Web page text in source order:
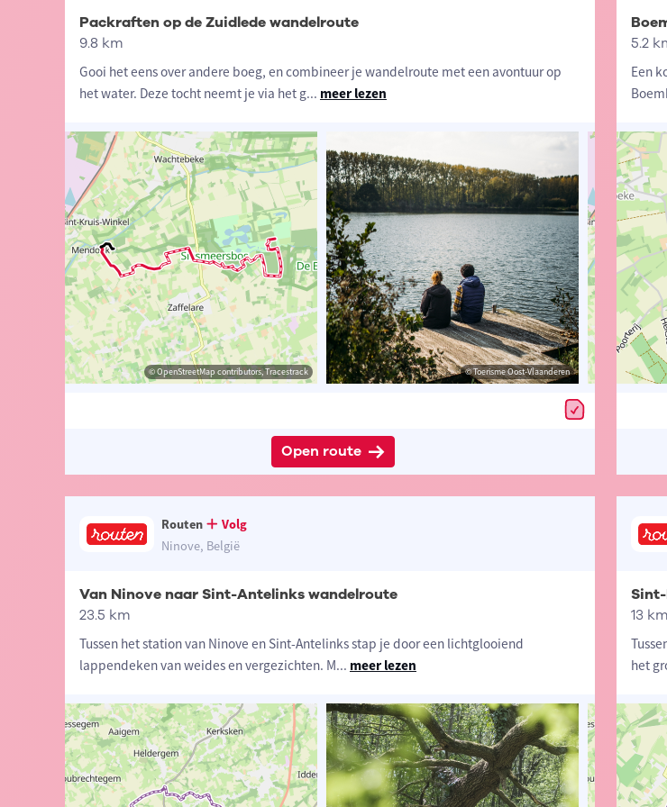
Packraften op de Zuidlede wandelroute
9.8 km
Gooi het eens over andere boeg, en combineer je wandelroute met een avontuur op
het water. Deze tocht neemt je via het g... meer lezen
© OpenStreetMap contributors, Tracestrack © Toerisme Oost-Vlaanderen
Open route
5.2
Een
Oost-Vlaanderen © OpenStreetMap contributors, Tracestrack © Toerisme Oost-Vlaanderen
Routen
Volg
Ninove, België
Van Ninove naar Sint-Antelinks wandelroute
23.5 km
Tussen het station van Ninove en Sint-Antelinks stap je door een lichtglooiend
lappendeken van weides en vergezichten. M... meer lezen
13 km
het